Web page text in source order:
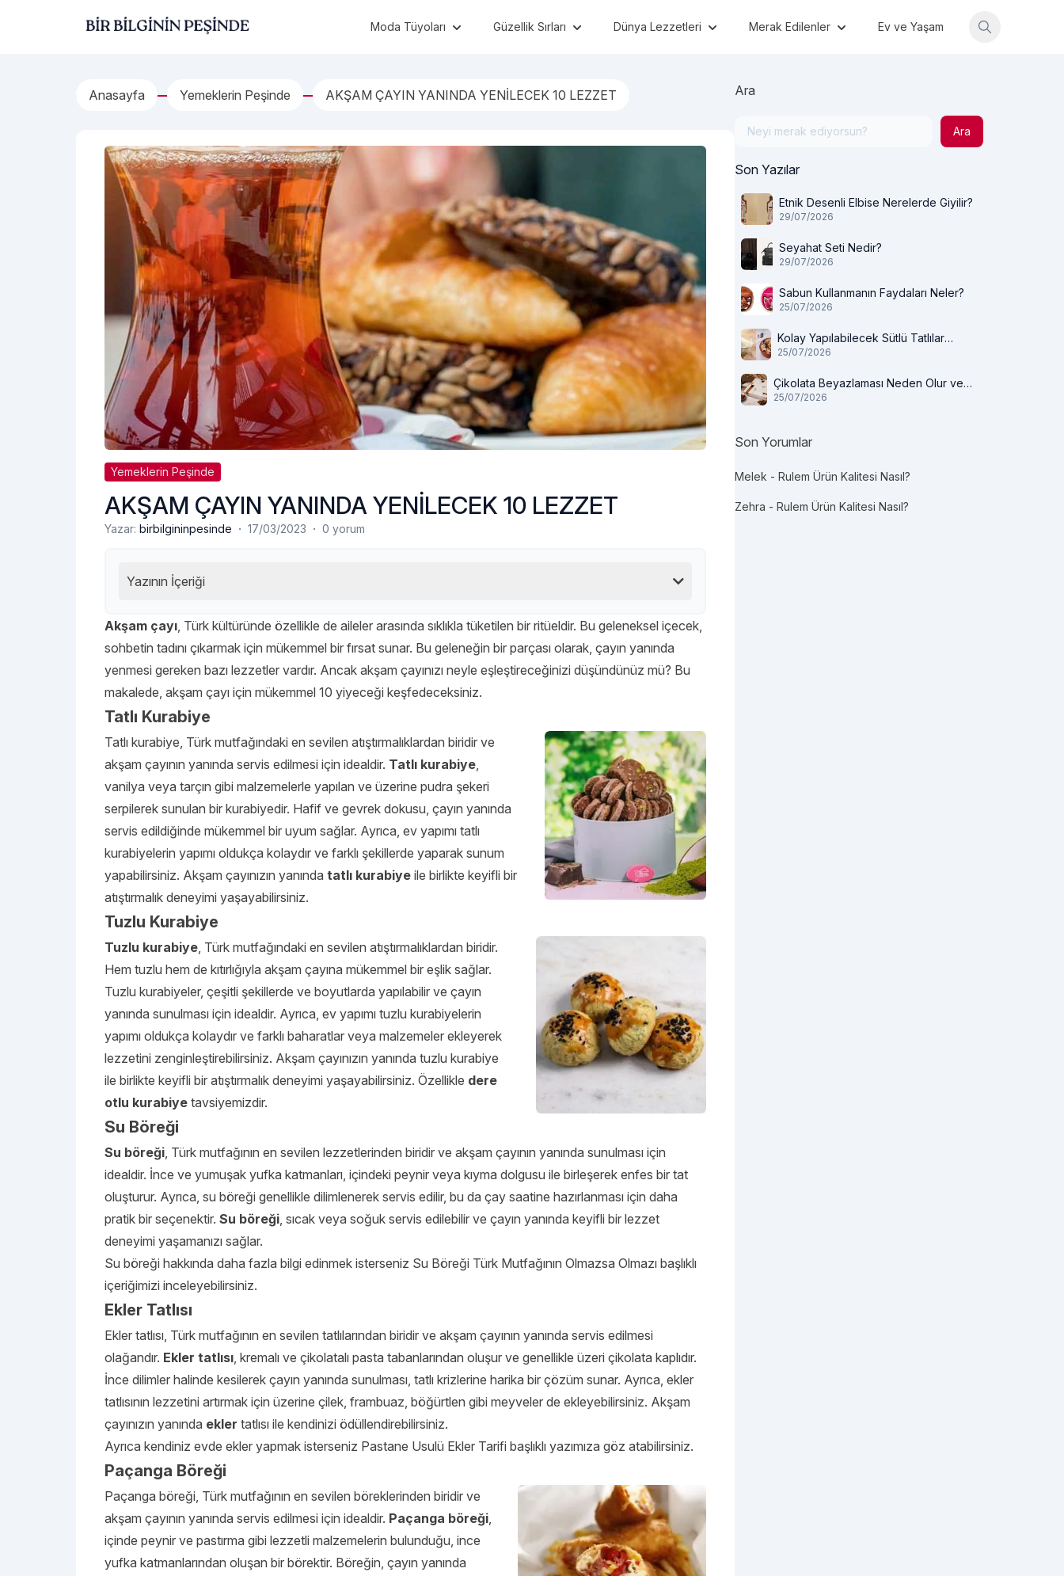
Bir Bilginin Peşinde! Moda Tüyoları Güzellik Sırları Dünya Lezzetleri Merak Edilenler Ev ve Yaşam
Anasayfa Yemeklerin Peşinde AKŞAM ÇAYIN YANINDA YENİLECEK 10 LEZZET
Yemeklerin Peşinde
AKŞAM ÇAYIN YANINDA YENİLECEK 10 LEZZET
Yazar: birbilgininpesinde · 17/03/2023 · 0 yorum
Yazının İçeriği
Akşam çayı, Türk kültüründe özellikle de aileler arasında sıklıkla tüketilen bir ritüeldir. Bu geleneksel içecek,
sohbetin tadını çıkarmak için mükemmel bir fırsat sunar. Bu geleneğin bir parçası olarak, çayın yanında
yenmesi gereken bazı lezzetler vardır. Ancak akşam çayınızı neyle eşleştireceğinizi düşündünüz mü? Bu
makalede, akşam çayı için mükemmel 10 yiyeceği keşfedeceksiniz.
Tatlı Kurabiye
Tatlı kurabiye, Türk mutfağındaki en sevilen atıştırmalıklardan biridir ve
akşam çayının yanında servis edilmesi için idealdir. Tatlı kurabiye,
vanilya veya tarçın gibi malzemelerle yapılan ve üzerine pudra şekeri
serpilerek sunulan bir kurabiyedir. Hafif ve gevrek dokusu, çayın yanında
servis edildiğinde mükemmel bir uyum sağlar. Ayrıca, ev yapımı tatlı
kurabiyelerin yapımı oldukça kolaydır ve farklı şekillerde yaparak sunum
yapabilirsiniz. Akşam çayınızın yanında tatlı kurabiye ile birlikte keyifli bir
atıştırmalık deneyimi yaşayabilirsiniz.
Tuzlu Kurabiye
Tuzlu kurabiye, Türk mutfağındaki en sevilen atıştırmalıklardan biridir.
Hem tuzlu hem de kıtırlığıyla akşam çayına mükemmel bir eşlik sağlar.
Tuzlu kurabiyeler, çeşitli şekillerde ve boyutlarda yapılabilir ve çayın
yanında sunulması için idealdir. Ayrıca, ev yapımı tuzlu kurabiyelerin
yapımı oldukça kolaydır ve farklı baharatlar veya malzemeler ekleyerek
lezzetini zenginleştirebilirsiniz. Akşam çayınızın yanında tuzlu kurabiye
ile birlikte keyifli bir atıştırmalık deneyimi yaşayabilirsiniz. Özellikle dere
otlu kurabiye tavsiyemizdir.
Su Böreği
Su böreği, Türk mutfağının en sevilen lezzetlerinden biridir ve akşam çayının yanında sunulması için
idealdir. İnce ve yumuşak yufka katmanları, içindeki peynir veya kıyma dolgusu ile birleşerek enfes bir tat
oluşturur. Ayrıca, su böreği genellikle dilimlenerek servis edilir, bu da çay saatine hazırlanması için daha
pratik bir seçenektir. Su böreği, sıcak veya soğuk servis edilebilir ve çayın yanında keyifli bir lezzet
deneyimi yaşamanızı sağlar.
Su böreği hakkında daha fazla bilgi edinmek isterseniz Su Böreği Türk Mutfağının Olmazsa Olmazı başlıklı
içeriğimizi inceleyebilirsiniz.
Ekler Tatlısı
Ekler tatlısı, Türk mutfağının en sevilen tatlılarından biridir ve akşam çayının yanında servis edilmesi
olağandır. Ekler tatlısı, kremalı ve çikolatalı pasta tabanlarından oluşur ve genellikle üzeri çikolata kaplıdır.
İnce dilimler halinde kesilerek çayın yanında sunulması, tatlı krizlerine harika bir çözüm sunar. Ayrıca, ekler
tatlısının lezzetini artırmak için üzerine çilek, frambuaz, böğürtlen gibi meyveler de ekleyebilirsiniz. Akşam
çayınızın yanında ekler tatlısı ile kendinizi ödüllendirebilirsiniz.
Ayrıca kendiniz evde ekler yapmak isterseniz Pastane Usulü Ekler Tarifi başlıklı yazımıza göz atabilirsiniz.
Paçanga Böreği
Paçanga böreği, Türk mutfağının en sevilen böreklerinden biridir ve
akşam çayının yanında servis edilmesi için idealdir. Paçanga böreği,
içinde peynir ve pastırma gibi lezzetli malzemelerin bulunduğu, ince
yufka katmanlarından oluşan bir börektir. Böreğin, çayın yanında
Ara
Ara
Son Yazılar
Etnik Desenli Elbise Nerelerde Giyilir?
29/07/2026
Seyahat Seti Nedir?
29/07/2026
Sabun Kullanmanın Faydaları Neler?
25/07/2026
Kolay Yapılabilecek Sütlü Tatlılar
Nelerdir?
25/07/2026
Çikolata Beyazlaması Neden Olur ve
Tüketilir mi?
25/07/2026
Son Yorumlar
Melek - Rulem Ürün Kalitesi Nasıl?
Zehra - Rulem Ürün Kalitesi Nasıl?